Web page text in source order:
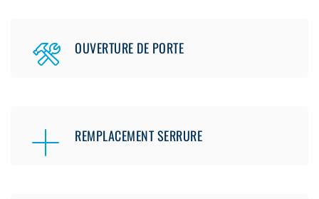
OUVERTURE DE PORTE
REMPLACEMENT SERRURE